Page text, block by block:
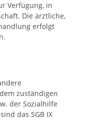
Verfügung, in
Die ärztliche,
erfolgt
zuständigen
der Sozialhilfe
das SGB IX